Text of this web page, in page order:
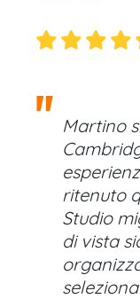
Martino
ritenuto
Studio
di vista